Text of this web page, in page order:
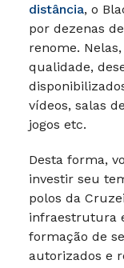
distância, o
por dezenas
renome.
qualidade,
vídeos, salas
jogos etc.
Desta forma,
investir seu
polos da
infraestrutura
formação de
autorizados e